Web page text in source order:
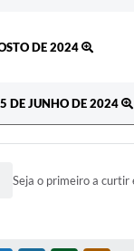
DE 2024
DE JUNHO DE 2024
Seja o primeiro a curtir